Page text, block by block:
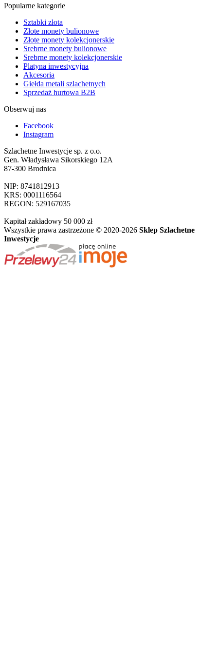
Popularne kategorie
Sztabki złota
Złote monety bulionowe
Złote monety kolekcjonerskie
Srebrne monety bulionowe
Srebrne monety kolekcjonerskie
Platyna inwestycyjna
Akcesoria
Giełda metali szlachetnych
Sprzedaż hurtowa B2B
Obserwuj nas
Facebook
Instagram
Szlachetne Inwestycje sp. z o.o.
Gen. Władysława Sikorskiego 12A
87-300 Brodnica
NIP: 8741812913
KRS: 0001116564
REGON: 529167035
Kapitał zakładowy 50 000 zł
Wszystkie prawa zastrzeżone © 2020-2026 Sklep Szlachetne
Inwestycje